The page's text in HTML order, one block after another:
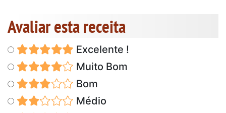
Avaliar esta receita
Excelente !
Muito Bom
Bom
Médio